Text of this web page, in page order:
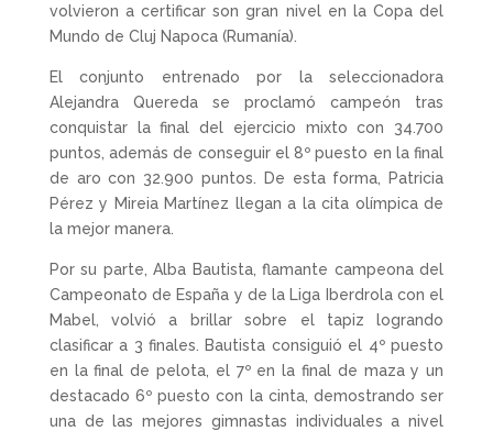
volvieron a certificar son gran nivel en la Copa del
Mundo de Cluj Napoca (Rumanía).
El conjunto entrenado por la seleccionadora
Alejandra Quereda se proclamó campeón tras
conquistar la final del ejercicio mixto con 34.700
puntos, además de conseguir el 8º puesto en la final
de aro con 32.900 puntos. De esta forma, Patricia
Pérez y Mireia Martínez llegan a la cita olímpica de
la mejor manera.
Por su parte, Alba Bautista, flamante campeona del
Campeonato de España y de la Liga Iberdrola con el
Mabel, volvió a brillar sobre el tapiz logrando
clasificar a 3 finales. Bautista consiguió el 4º puesto
en la final de pelota, el 7º en la final de maza y un
destacado 6º puesto con la cinta, demostrando ser
una de las mejores gimnastas individuales a nivel